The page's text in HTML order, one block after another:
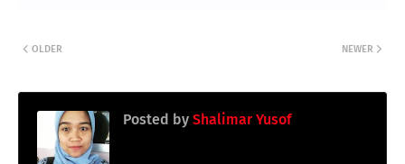
NEWER
OLDER
Posted by Shalimar Yusof